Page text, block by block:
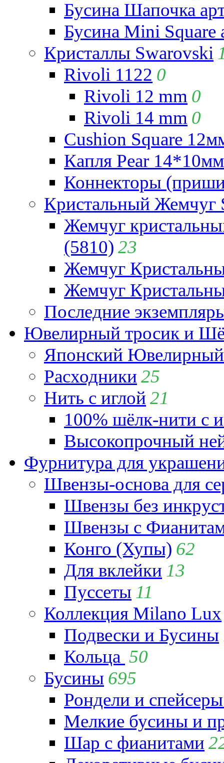
Бусина Шапочка
Бусина Mini Square
Кристаллы Swarovski
Rivoli 1122 0
Rivoli 12 mm 0
Rivoli 14 mm 0
Cushion Square
Капля Pear
Коннекторы
Кристальный Жемчуг
Жемчуг
(5810) 23
Жемчуг
Жемчуг
Последние
Ювелирный тросик и
Японский
Расходники 25
Нить с иглой 21
100% шёлк-нити с
Высокопрочный
Фурнитура для
Швензы-основа для
Швензы без
Швензы с
Конго (Хупы) 62
Для вклейки 13
Пуссеты 11
Коллекция Milano Lux
Подвески и Бусины
Кольца 50
Бусины 695
Рондели и
Мелкие бусины и
Шар с фианитами